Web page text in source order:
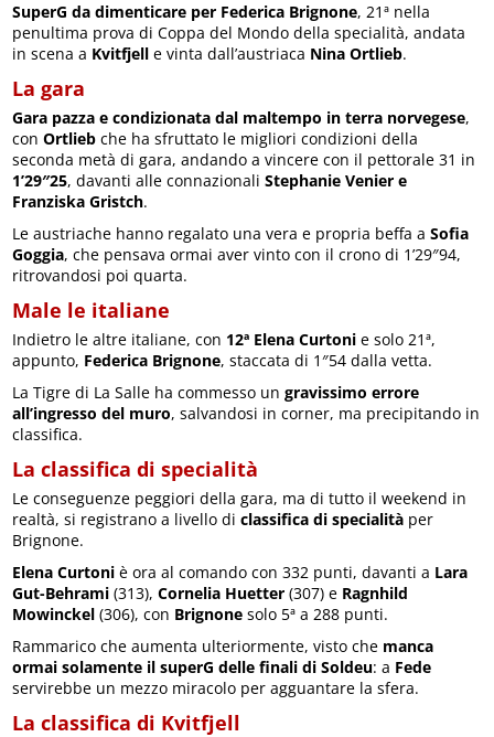
SuperG da dimenticare per Federica Brignone, 21ª nella
penultima prova di Coppa del Mondo della specialità, andata
in scena a Kvitfjell e vinta dall’austriaca Nina Ortlieb.
La gara
Gara pazza e condizionata dal maltempo in terra norvegese,
conOrtlieb che ha sfruttato le migliori condizioni della
seconda metà di gara, andando a vincere con il pettorale 31 in
1’29″25, davanti alle connazionaliStephanie Venier e
Franziska Gristch.
Le austriache hanno regalato una vera e propria beffa aSofia
Goggia, che pensava ormai aver vinto con il crono di 1’29″94,
ritrovandosi poi quarta.
Male le italiane
Indietro le altre italiane, con 12ª Elena Curtoni e solo 21ª,
appunto, Federica Brignone, staccata di 1″54 dalla vetta.
La Tigre di La Salle ha commesso ungravissimo errore
all’ingresso del muro, salvandosi in corner, ma precipitando in
classifica.
La classifica di specialità
Le conseguenze peggiori della gara, ma di tutto il weekend in
realtà, si registrano a livello diclassifica di specialità per
Brignone.
Elena Curtoni è ora al comando con 332 punti, davanti a Lara
Gut-Behrami (313),Cornelia Huetter (307) e Ragnhild
Mowinckel (306), con Brignone solo 5ª a 288 punti.
Rammarico che aumenta ulteriormente, visto che manca
ormai solamente il superG delle finali di Soldeu: a Fede
servirebbe un mezzo miracolo per agguantare la sfera.
La classifica di Kvitfjell